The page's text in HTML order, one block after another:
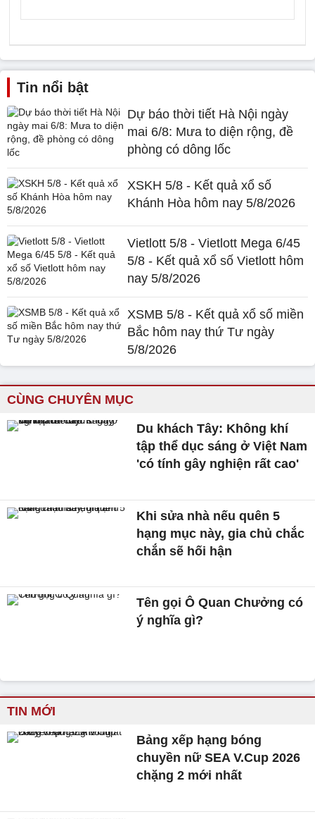
Tin nổi bật
Dự báo thời tiết Hà Nội ngày
mai 6/8: Mưa to diện rộng, đề
phòng có dông lốc
XSKH 5/8 - Kết quả xổ số
Khánh Hòa hôm nay 5/8/2026
Vietlott 5/8 - Vietlott Mega 6/45
5/8 - Kết quả xổ số Vietlott hôm
nay 5/8/2026
XSMB 5/8 - Kết quả xổ số miền
Bắc hôm nay thứ Tư ngày
5/8/2026
CÙNG CHUYÊN MỤC
Du khách Tây: Không khí
tập thể dục sáng ở Việt Nam
'có tính gây nghiện rất cao'
Khi sửa nhà nếu quên 5
hạng mục này, gia chủ chắc
chắn sẽ hối hận
Tên gọi Ô Quan Chưởng có
ý nghĩa gì?
TIN MỚI
Bảng xếp hạng bóng
chuyền nữ SEA V.Cup 2026
chặng 2 mới nhất